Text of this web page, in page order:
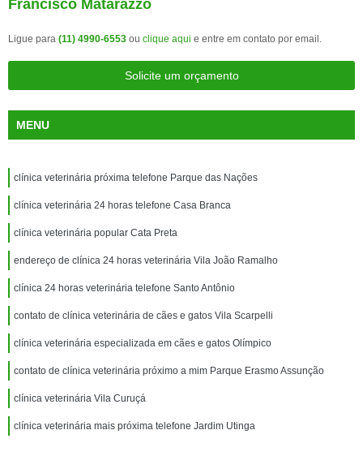
Francisco Matarazzo
Ligue para (11) 4990-6553 ou clique aqui e entre em contato por email.
Solicite um orçamento
MENU
clínica veterinária próxima telefone Parque das Nações
clínica veterinária 24 horas telefone Casa Branca
clínica veterinária popular Cata Preta
endereço de clínica 24 horas veterinária Vila João Ramalho
clínica 24 horas veterinária telefone Santo Antônio
contato de clínica veterinária de cães e gatos Vila Scarpelli
clínica veterinária especializada em cães e gatos Olímpico
contato de clínica veterinária próximo a mim Parque Erasmo Assunção
clínica veterinária Vila Curuçá
clínica veterinária mais próxima telefone Jardim Utinga